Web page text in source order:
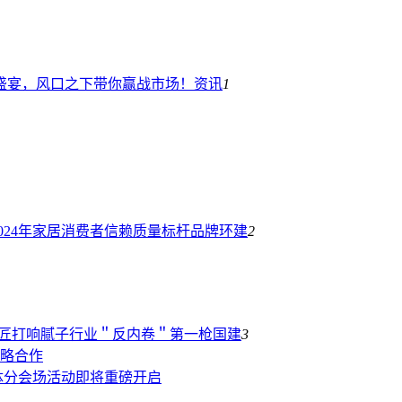
，风口之下带你赢战市场！ 资讯1
年家居消费者信赖质量标杆品牌环建2
打响腻子行业＂反内卷＂第一枪国建3
合作
会场活动即将重磅开启